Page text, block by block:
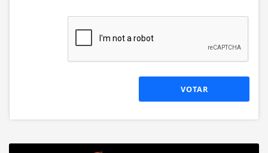
VOTAR